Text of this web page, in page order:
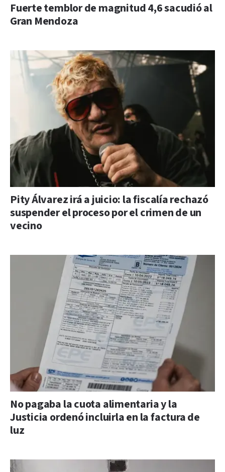
Fuerte temblor de magnitud 4,6 sacudió al
Gran Mendoza
Pity Álvarez irá a juicio: la fiscalía rechazó
suspender el proceso por el crimen de un
vecino
No pagaba la cuota alimentaria y la
Justicia ordenó incluirla en la factura de
luz